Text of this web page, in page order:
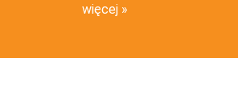
więcej